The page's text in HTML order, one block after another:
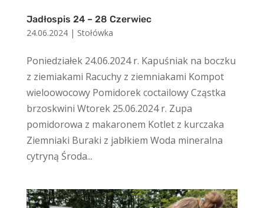
Jadłospis 24 – 28 Czerwiec
24.06.2024| Stołówka
Poniedziałek 24.06.2024 r. Kapuśniak na boczku
z ziemiakami Racuchy z ziemniakami Kompot
wieloowocowy Pomidorek coctailowy Cząstka
brzoskwini Wtorek 25.06.2024 r. Zupa
pomidorowa z makaronem Kotlet z kurczaka
Ziemniaki Buraki z jabłkiem Woda mineralna
cytryną Środa...